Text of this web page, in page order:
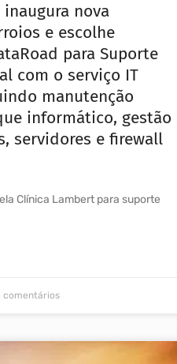
nova
e escolhe
para Suporte
com o serviço IT
manutenção
informático, gestão
servidores e firewall
Clínica Lambert para suporte
comentários